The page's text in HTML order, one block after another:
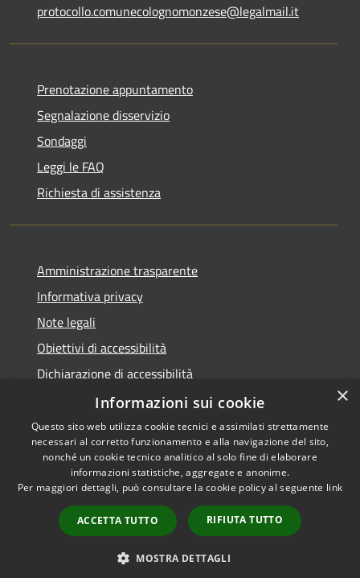
protocollo.comunecolognomonzese@legalmail.it
Prenotazione appuntamento
Segnalazione disservizio
Sondaggi
Leggi le FAQ
Richiesta di assistenza
Amministrazione trasparente
Informativa privacy
Note legali
Obiettivi di accessibilità
Dichiarazione di accessibilità
Open Data
RSS
Accessibilità
Copyright © 2026 • Comune di
Cologno Monzese • Powered
byMunicipium
Accesso
redazione
×
Informazioni sui cookie
Questo sito web utilizza cookie tecnici e assimilati strettamente
necessari al corretto funzionamento e alla navigazione del sito,
nonché un cookie tecnico analitico al solo fine di elaborare
informazioni statistiche, aggregate e anonime.
Per maggiori dettagli, può consultare la cookie policy al seguente link
ACCETTA TUTTO RIFIUTA TUTTO
MOSTRA DETTAGLI